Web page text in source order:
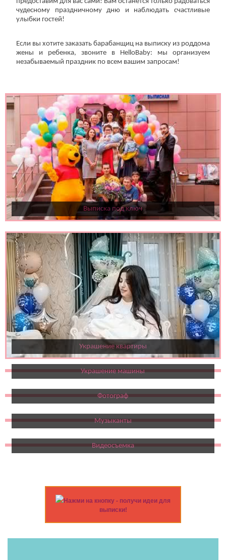
чудесному праздничному дню и наблюдать счастливые
улыбки гостей!
Если вы хотите заказать барабанщиц на выписку из роддома
жены и ребенка, звоните в HelloBaby: мы организуем
незабываемый праздник по всем вашим запросам!
Выписка под ключ
Украшение квартиры
Украшение машины
Фотограф
Музыканты
Видеосъемка
Нажми на кнопку - получи идеи для
выписки!